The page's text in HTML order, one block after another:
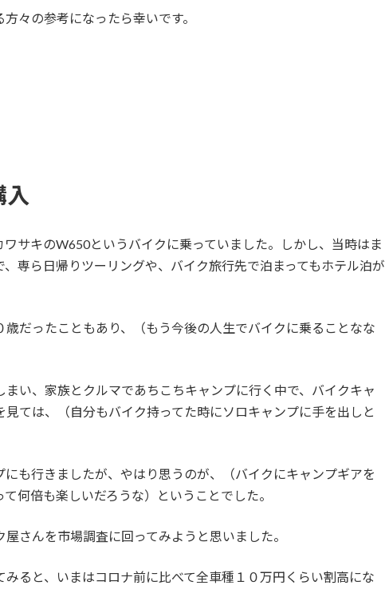
々の参考になったら幸いです。
サキのW650というバイクに乗っていました。しかし、当時はま
専ら日帰りツーリングや、バイク旅行先で泊まってもホテル泊が
だったこともあり、（もう今後の人生でバイクに乗ることなな
い、家族とクルマであちこちキャンプに行く中で、バイクキャ
ては、（自分もバイク持ってた時にソロキャンプに手を出しと
も行きましたが、やはり思うのが、（バイクにキャンプギアを
何倍も楽しいだろうな）ということでした。
さんを市場調査に回ってみようと思いました。
ると、いまはコロナ前に比べて全車種１０万円くらい割高にな